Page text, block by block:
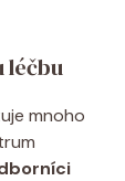
léčbu
mnoho